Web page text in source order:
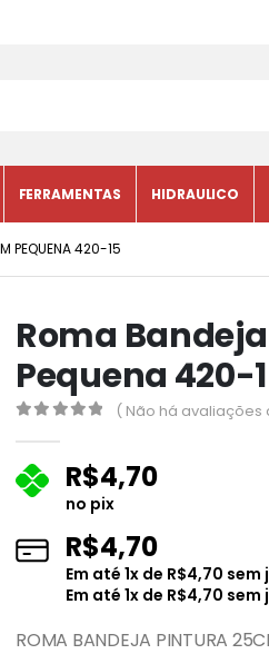
FERRAMENTAS HIDRAULICO
PEQUENA 420-15
Roma
Pequena 420-
( Não há avaliações
R$4,70
no pix
R$4,70
Em até 1x de R$4,70 sem
Em até 1x de R$4,70 sem
ROMA BANDEJA PINTURA